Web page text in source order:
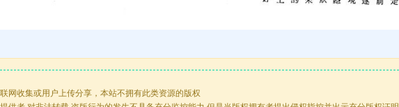
网收集或用户上传分享，本站不拥有此类资源的版权